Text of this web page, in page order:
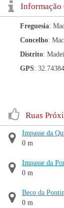
Informação
Freguesia:
Concelho:
Distrito:
GPS:
Ruas
Impasse da
0 m
Impasse da
0 m
Beco da
0 m